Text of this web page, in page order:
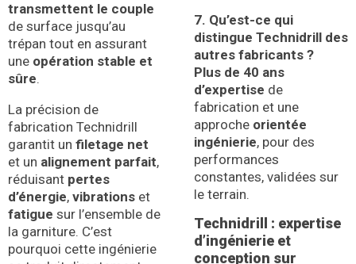
transmettent le couple
de surface jusqu’au
trépan tout en assurant
une opération stable et
sûre.
La précision de
fabrication Technidrill
garantit un filetage net
et un alignement parfait,
réduisant pertes
d’énergie, vibrations et
fatigue sur l’ensemble de
la garniture. C’est
pourquoi cette ingénierie
7. Qu’est-ce qui
distingue Technidrill des
autres fabricants ?
Plus de 40 ans
d’expertise de
fabrication et une
approche orientée
ingénierie, pour des
performances
constantes, validées sur
le terrain.
Technidrill : expertise
d’ingénierie et
conception sur